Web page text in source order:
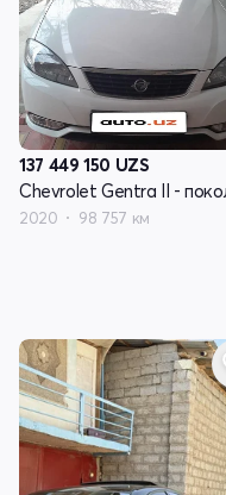
137 449 150 UZS
2020 98 757 км